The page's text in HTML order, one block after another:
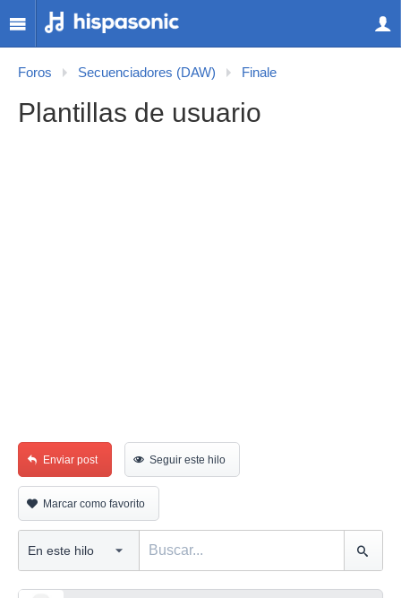
Foros Secuenciadores (DAW) Finale
Plantillas de usuario
Enviar post Seguir este hilo
Marcar como favorito